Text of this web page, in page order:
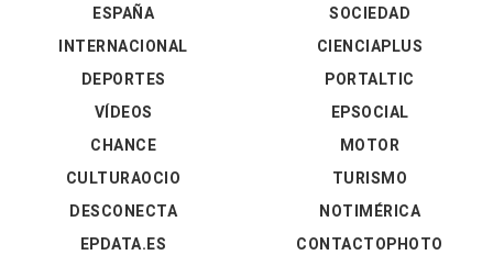
ESPAÑA
INTERNACIONAL
DEPORTES
VÍDEOS
SOCIEDAD
CIENCIAPLUS
PORTALTIC
EPSOCIAL
CHANCE
CULTURAOCIO
DESCONECTA
EPDATA.ES
MOTOR
TURISMO
NOTIMÉRICA
CONTACTOPHOTO